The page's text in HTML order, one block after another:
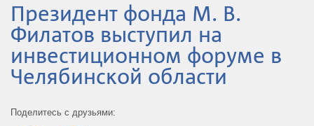
Президент фонда М. В.
Филатов выступил на
инвестиционном форуме в
Челябинской области
Поделитесь с друзьями: